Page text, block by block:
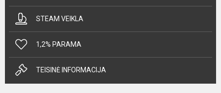
STEAM VEIKLA
1,2% PARAMA
TEISINĖ INFORMACIJA